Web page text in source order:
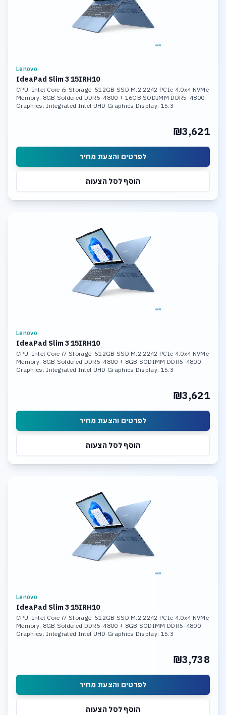
Lenovo
IdeaPad Slim 3 15IRH10
CPU: Intel Core i5 Storage: 512GB SSD M.2 2242 PCIe 4.0x4 NVMe
Memory: 8GB Soldered DDR5-4800 + 16GB SODIMM DDR5-4800
Graphics: Integrated Intel UHD Graphics Display: 15.3
₪3,621
לפרטים והצעת מחיר
הוסף לסל הצעות
Lenovo
IdeaPad Slim 3 15IRH10
CPU: Intel Core i7 Storage: 512GB SSD M.2 2242 PCIe 4.0x4 NVMe
Memory: 8GB Soldered DDR5-4800 + 8GB SODIMM DDR5-4800
Graphics: Integrated Intel UHD Graphics Display: 15.3
₪3,621
לפרטים והצעת מחיר
הוסף לסל הצעות
Lenovo
IdeaPad Slim 3 15IRH10
CPU: Intel Core i7 Storage: 512GB SSD M.2 2242 PCIe 4.0x4 NVMe
Memory: 8GB Soldered DDR5-4800 + 8GB SODIMM DDR5-4800
Graphics: Integrated Intel UHD Graphics Display: 15.3
₪3,738
לפרטים והצעת מחיר
הוסף לסל הצעות